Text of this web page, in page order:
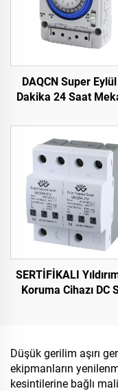
DAQCN Super
Dakika 24 Saat
Akım TB388
SERTİFİKALI
Koruma Cihazı DC
Düşük gerilim aşırı
ekipmanların
kesintilerine bağlı